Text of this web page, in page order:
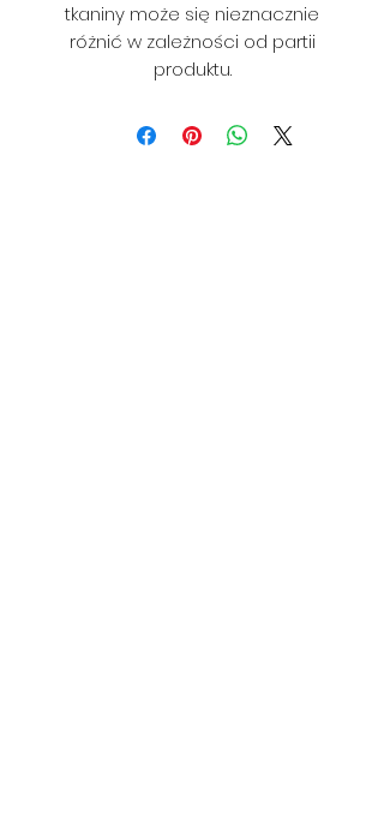
tkaniny może się nieznacznie
różnić w zależności od partii
produktu.